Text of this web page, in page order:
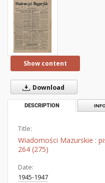
Show content
Download
DESCRIPTION
Title:
Wiadomości Mazurskie :
264 (275)
Date:
1945-1947